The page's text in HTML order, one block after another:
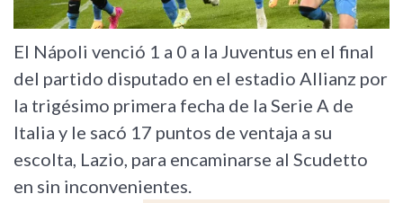
El Nápoli venció 1 a 0 a la Juventus en el final
del partido disputado en el estadio Allianz por
la trigésimo primera fecha de la Serie A de
Italia y le sacó 17 puntos de ventaja a su
escolta, Lazio, para encaminarse al Scudetto
en sin inconvenientes.